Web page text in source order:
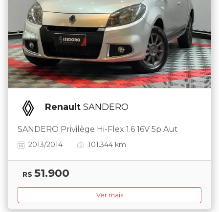
Renault SANDERO
SANDERO Privilège Hi-Flex 1.6 16V 5p Aut
2013/2014 101.344 km
R$ 51.900
Ver mais